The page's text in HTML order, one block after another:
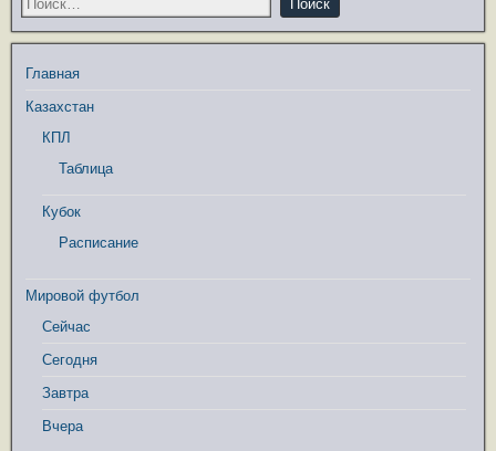
Главная
Казахстан
КПЛ
Таблица
Кубок
Расписание
Мировой футбол
Сейчас
Сегодня
Завтра
Вчера